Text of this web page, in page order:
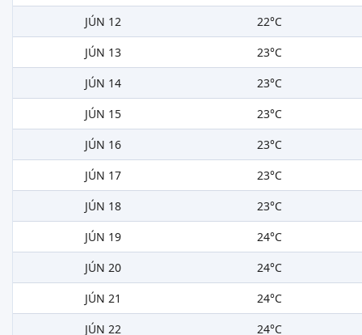
JÚN 12
22°C
JÚN 13
23°C
JÚN 14
23°C
JÚN 15
23°C
JÚN 16
23°C
JÚN 17
23°C
JÚN 18
23°C
JÚN 19
24°C
JÚN 20
24°C
JÚN 21
24°C
JÚN 22
24°C